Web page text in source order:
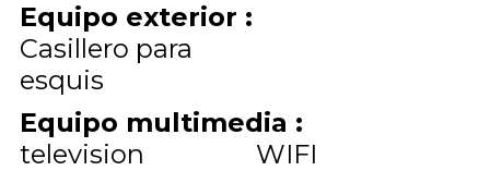
Equipo exterior :
Casillero para
esquis
Equipo multimedia :
television
WIFI